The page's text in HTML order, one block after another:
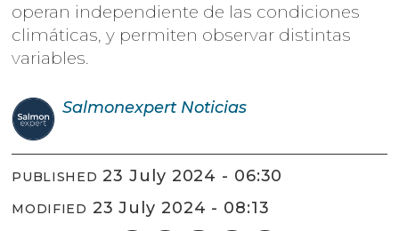
operan independiente de las condiciones
climáticas, y permiten observar distintas
variables.
Salmonexpert Noticias
PUBLISHED 23 July 2024 - 06:30
MODIFIED 23 July 2024 - 08:13